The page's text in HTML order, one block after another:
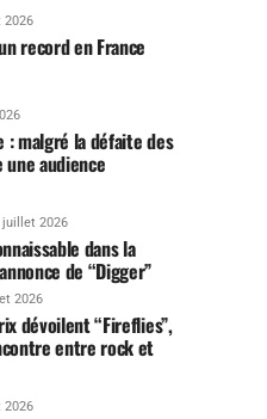
2026
record en France
: malgré la défaite des
audience
juillet 2026
dans la
de “Digger”
2026
dévoilent “Fireflies”,
entre rock et
2026